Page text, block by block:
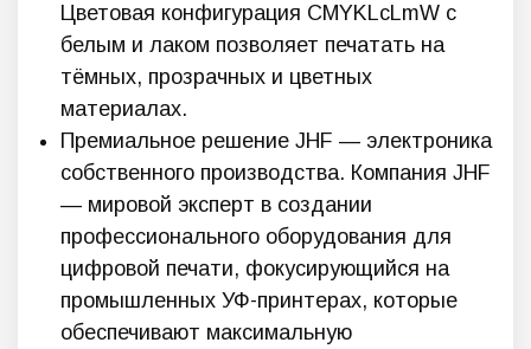
Цветовая конфигурация CMYKLcLmW с
белым и лаком позволяет печатать на
тёмных, прозрачных и цветных
материалах.
Премиальное решение JHF — электроника
собственного производства. Компания JHF
— мировой эксперт в создании
профессионального оборудования для
цифровой печати, фокусирующийся на
промышленных УФ-принтерах, которые
обеспечивают максимальную